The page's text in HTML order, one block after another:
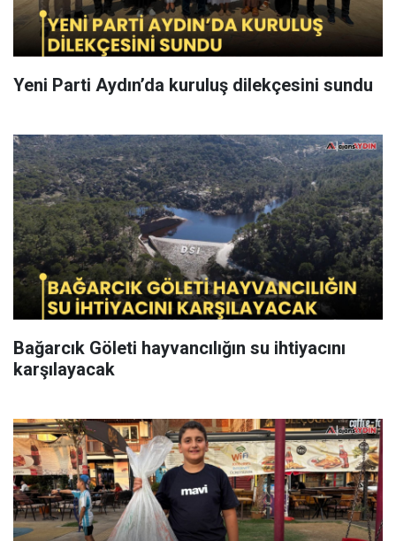
Yeni Parti Aydın’da kuruluş dilekçesini sundu
Bağarcık Göleti hayvancılığın su ihtiyacını
karşılayacak